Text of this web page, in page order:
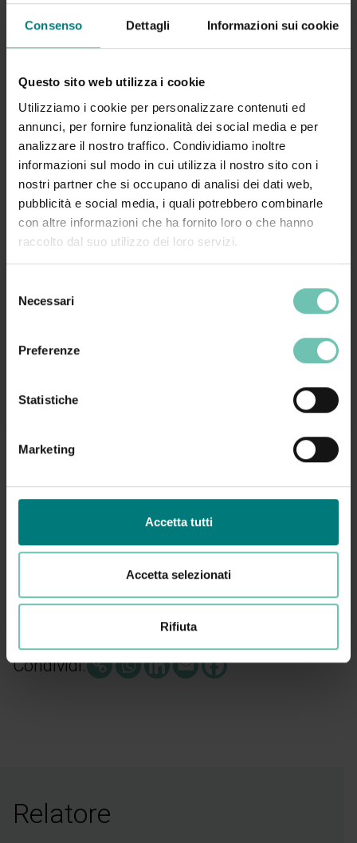
Consenso Dettagli Informazioni sui cookie
Questo sito web utilizza i cookie
Utilizziamo i cookie per personalizzare contenuti ed
annunci, per fornire funzionalità dei social media e per
analizzare il nostro traffico. Condividiamo inoltre
informazioni sul modo in cui utilizza il nostro sito con i
nostri partner che si occupano di analisi dei dati web,
pubblicità e social media, i quali potrebbero combinarle
con altre informazioni che ha fornito loro o che hanno
raccolto dal suo utilizzo dei loro servizi.
delNecessari
Preferenze
Statistiche
Marketing
Accetta tutti
Accetta selezionati
Rifiuta
25 Euro + IVA
Anche i professionisti senza obbligo ECM (es.
amministrativi e OSS) possono iscriversi al corso
usufruendo di una quota agevolata.
Bonifico bancario vista fattura a favore di Zucchetti
Healthcare
oppure compila il
form di richiesta informazioni
Condividi:
Relatore